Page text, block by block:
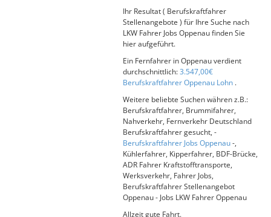
Ihr Resultat ( Berufskraftfahrer
Stellenangebote ) für Ihre Suche nach
LKW Fahrer Jobs Oppenau finden Sie
hier aufgeführt.
Ein Fernfahrer in Oppenau verdient
durchschnittlich:3.547,00€
Berufskraftfahrer Oppenau Lohn .
Weitere beliebte Suchen währen z.B.:
Berufskraftfahrer, Brummifahrer,
Nahverkehr, Fernverkehr Deutschland
Berufskraftfahrer gesucht, -
Berufskraftfahrer Jobs Oppenau-,
Kühlerfahrer, Kipperfahrer, BDF-Brücke,
ADR Fahrer Kraftstofftransporte,
Werksverkehr, Fahrer Jobs,
Berufskraftfahrer Stellenangebot
Oppenau - Jobs LKW Fahrer Oppenau
Allzeit gute Fahrt.